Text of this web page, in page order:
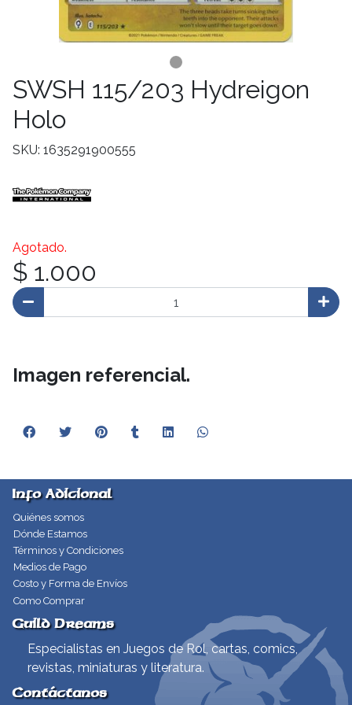
SWSH 115/203 Hydreigon
Holo
SKU: 1635291900555
Agotado.
$ 1.000
Imagen referencial.
Info Adicional
Quiénes somos
Dónde Estamos
Términos y Condiciones
Medios de Pago
Costo y Forma de Envíos
Como Comprar
Guild Dreams
Especialistas en Juegos de Rol, cartas, comics,
revistas, miniaturas y literatura.
Contáctanos